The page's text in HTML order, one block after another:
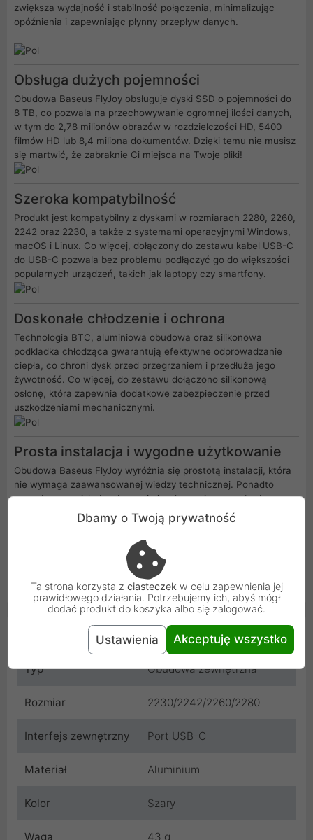
zwiększa wydajność i stabilność połączenia, minimalizując
opóźnienia i zapewniając płynny przepływ danych.
Obsługa dużych pojemności
Obudowa Baseus FlyJoy obsługuje dyski SSD o pojemności do
8 TB, co pozwala na przechowywanie ogromnej ilości danych,
w tym do 2,78 milionów obrazów w rozdzielczości HD, 5400
filmów HD lub 8,4 miliona dokumentów. Dzięki temu nie musisz
się martwić, że zabraknie Ci miejsca na Twoje pliki!
Szeroka kompatybilność
Produkt jest kompatybilny z dyskami w rozmiarach 2280, 2260,
2242 oraz 2230, a także z systemami operacyjnymi Windows,
macOS i Linux. Co więcej, dołączony do zestawu kabel USB-C
do USB-C pozwala bez problemu podłączyć go do większości
popularnych urządzeń, takich jak laptopy czy smartfony.
Doskonałe chłodzenie i ochrona
Technologia BTC, aluminiowa obudowa oraz silikonowa
podkładka chłodząca gwarantują efektywne odprowadzanie
ciepła, co chroni dysk przed przegrzaniem i przedłuża jego
żywotność. Co więcej, do zestawu dołączono silikonową
osłonę, która zapewnia dodatkowe zabezpieczenie przed
uszkodzeniami mechanicznymi.
Prosta instalacja i wygodne użytkowanie
Obudowa Baseus FlyJoy wyróżnia się prostotą instalacji, która
nie wymaga zaawansowanej wiedzy technicznej. Ponadto
wygodny przycisk do włączania i wyłączania oraz wbudowany
wskaźnik świetlny informujący o statusie pracy sprawiają, że
produkt jest bardzo intuicyjny w obsłudze. Co więcej, po 10
minutach bezczynności urządzenie automatycznie przechodzi
w tryb uśpienia, co pozwala oszczędzać energię i przedłuża
Cechy produktu
Typ Obudowa zewnętrzna
Rozmiar 2230/2242/2260/2280
Interfejs zewnętrzny Port USB-C
Materiał Aluminium
Kolor Szary
Waga 43 g
Dbamy o Twoją prywatność
Ta strona korzysta z ciasteczek w celu zapewnienia jej
prawidłowego działania. Potrzebujemy ich, abyś mógł
dodać produkt do koszyka albo się zalogować.
Ustawienia Akceptuję wszystko